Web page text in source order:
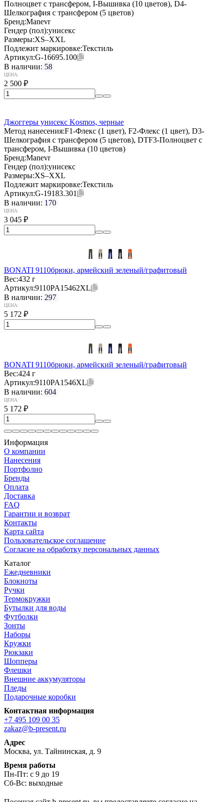
Полноцвет с трансфером, I-Вышивка (10 цветов), D4-
Шелкография с трансфером (5 цветов)
Бренд:Manevr
Гендер (пол):унисекс
Размеры:XS–XXL
Подлежит маркировке:Текстиль
Артикул:G-16695.100
В наличии: 58
ЦЕНА:
2 500 ₽
Джоггеры унисекс Kosmos, черные
Метод нанесения:F1-Флекс (1 цвет), F2-Флекс (1 цвет), D3-
Шелкография с трансфером (5 цветов), DTF3-Полноцвет с
трансфером, I-Вышивка (10 цветов)
Бренд:Manevr
Гендер (пол):унисекс
Размеры:XS–XXL
Подлежит маркировке:Текстиль
Артикул:G-19183.301
В наличии: 170
ЦЕНА:
3 045 ₽
BONATI 9110брюки, армейский зеленый/графитовый
Вес:432 г
Артикул:9110PA15462XL
В наличии: 297
ЦЕНА:
5 172 ₽
BONATI 9110брюки, армейский зеленый/графитовый
Вес:424 г
Артикул:9110PA1546XL
В наличии: 604
ЦЕНА:
5 172 ₽
Информация
О компании
Нанесения
Портфолио
Бренды
Оплата
Доставка
FAQ
Гарантии и возврат
Контакты
Карта сайта
Пользовательское соглашение
Согласие на обработку персональных данных
Каталог
Ежедневники
Блокноты
Ручки
Термокружки
Бутылки для воды
Футболки
Зонты
Наборы
Кружки
Рюкзаки
Шопперы
Флешки
Внешние аккумуляторы
Пледы
Подарочные коробки
Контактная информация
+7 495 109 00 35
zakaz@b-present.ru
Адрес
Москва, ул. Тайнинская, д. 9
Время работы
Пн-Пт: с 9 до 19
Сб-Вс: выходные